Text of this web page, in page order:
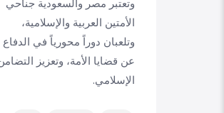
وتعتبر مصر والسعودية جناحي
الأمتين العربية والإسلامية،
وتلعبان دوراً محورياً في الدفاع
عن قضايا الأمة، وتعزيز
الإسلامي.